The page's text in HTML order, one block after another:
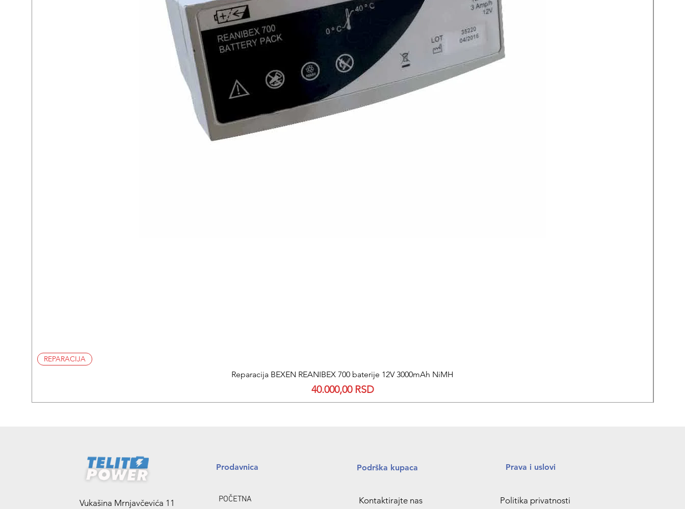
REPARACIJA
Reparacija BEXEN REANIBEX 700 baterije 12V 3000mAh NiMH
Price
40.000,00 RSD
Vukašina Mrnjavčevića 11
Prodavnica
POČETNA
Podrška kupaca
Kontaktirajte nas
Prava i uslovi
Politika privatnosti